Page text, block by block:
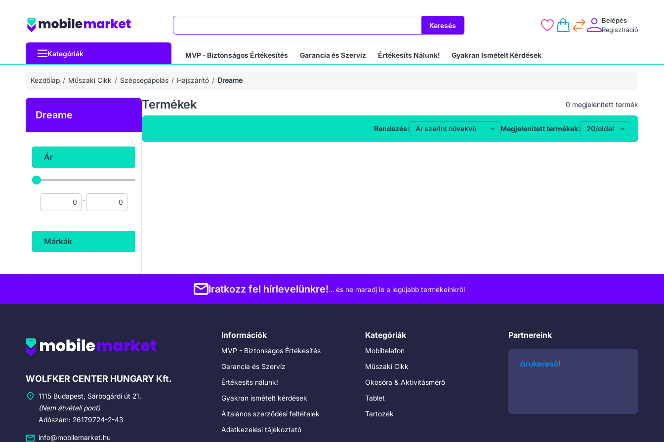
Keresés
Belépés
Regisztráció
Kategóriák MVP - Biztonságos Értékesítés Garancia és Szerviz Értékesíts Nálunk! Gyakran Ismételt Kérdések
Kezdőlap Műszaki Cikk Szépségápolás Hajszárító Dreame
Dreame
Ár
-
Márkák
Termékek 0 megjelenített termék
Rendezés: Megjelenített termékek:
Iratkozz fel hírlevelünkre!… és ne maradj le a legújabb termékeinkről
Cégadatok
WOLFKER CENTER HUNGARY Kft.
1115 Budapest, Sárbogárdi út 21.
(Nem átvételi pont)
Adószám: 26179724-2-43
info@mobilemarket.hu
Információk
MVP - Biztonságos Értékesítés
Garancia és Szervíz
Értékesíts nálunk!
Gyakran ismételt kérdések
Általános szerződési feltételek
Adatkezelési tájékoztató
Kategóriák
Mobiltelefon
Műszaki Cikk
Okosóra & Aktivitásmérő
Tablet
Tartozék
Partnereink